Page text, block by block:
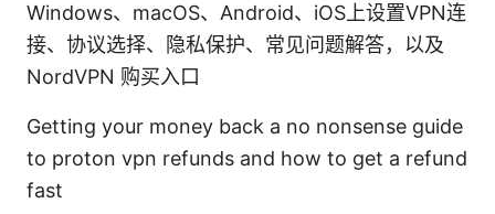
Windows、macOS、Android、iOS上设置VPN连
接、协议选择、隐私保护、常见问题解答，以及
NordVPN 购买入口
Getting your money back a no nonsense guide
to proton vpn refunds and how to get a refund
fast